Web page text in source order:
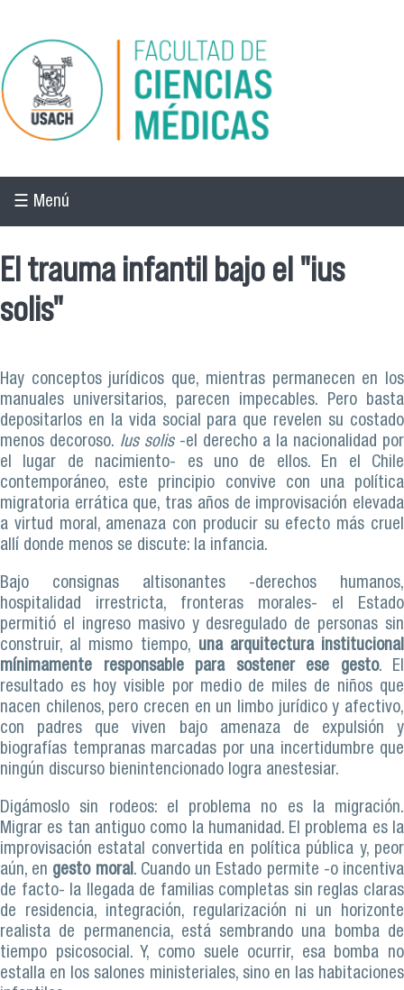
Pasar al contenido principal
☰ Menú
El trauma infantil bajo el "ius
solis"
Hay conceptos jurídicos que, mientras permanecen en los
manuales universitarios, parecen impecables. Pero basta
depositarlos en la vida social para que revelen su costado
menos decoroso. Ius solis-el derecho a la nacionalidad por
el lugar de nacimiento- es uno de ellos. En el Chile
contemporáneo, este principio convive con una política
migratoria errática que, tras años de improvisación elevada
a virtud moral, amenaza con producir su efecto más cruel
allí donde menos se discute: la infancia.
Bajo consignas altisonantes -derechos humanos,
hospitalidad irrestricta, fronteras morales- el Estado
permitió el ingreso masivo y desregulado de personas sin
construir, al mismo tiempo, una arquitectura institucional
mínimamente responsable para sostener ese gesto. El
resultado es hoy visible por medio de miles de niños que
nacen chilenos, pero crecen en un limbo jurídico y afectivo,
con padres que viven bajo amenaza de expulsión y
biografías tempranas marcadas por una incertidumbre que
ningún discurso bienintencionado logra anestesiar.
Digámoslo sin rodeos: el problema no es la migración.
Migrar es tan antiguo como la humanidad. El problema es la
improvisación estatal convertida en política pública y, peor
aún, en gesto moral. Cuando un Estado permite -o incentiva
de facto- la llegada de familias completas sin reglas claras
de residencia, integración, regularización ni un horizonte
realista de permanencia, está sembrando una bomba de
tiempo psicosocial. Y, como suele ocurrir, esa bomba no
estalla en los salones ministeriales, sino en las habitaciones